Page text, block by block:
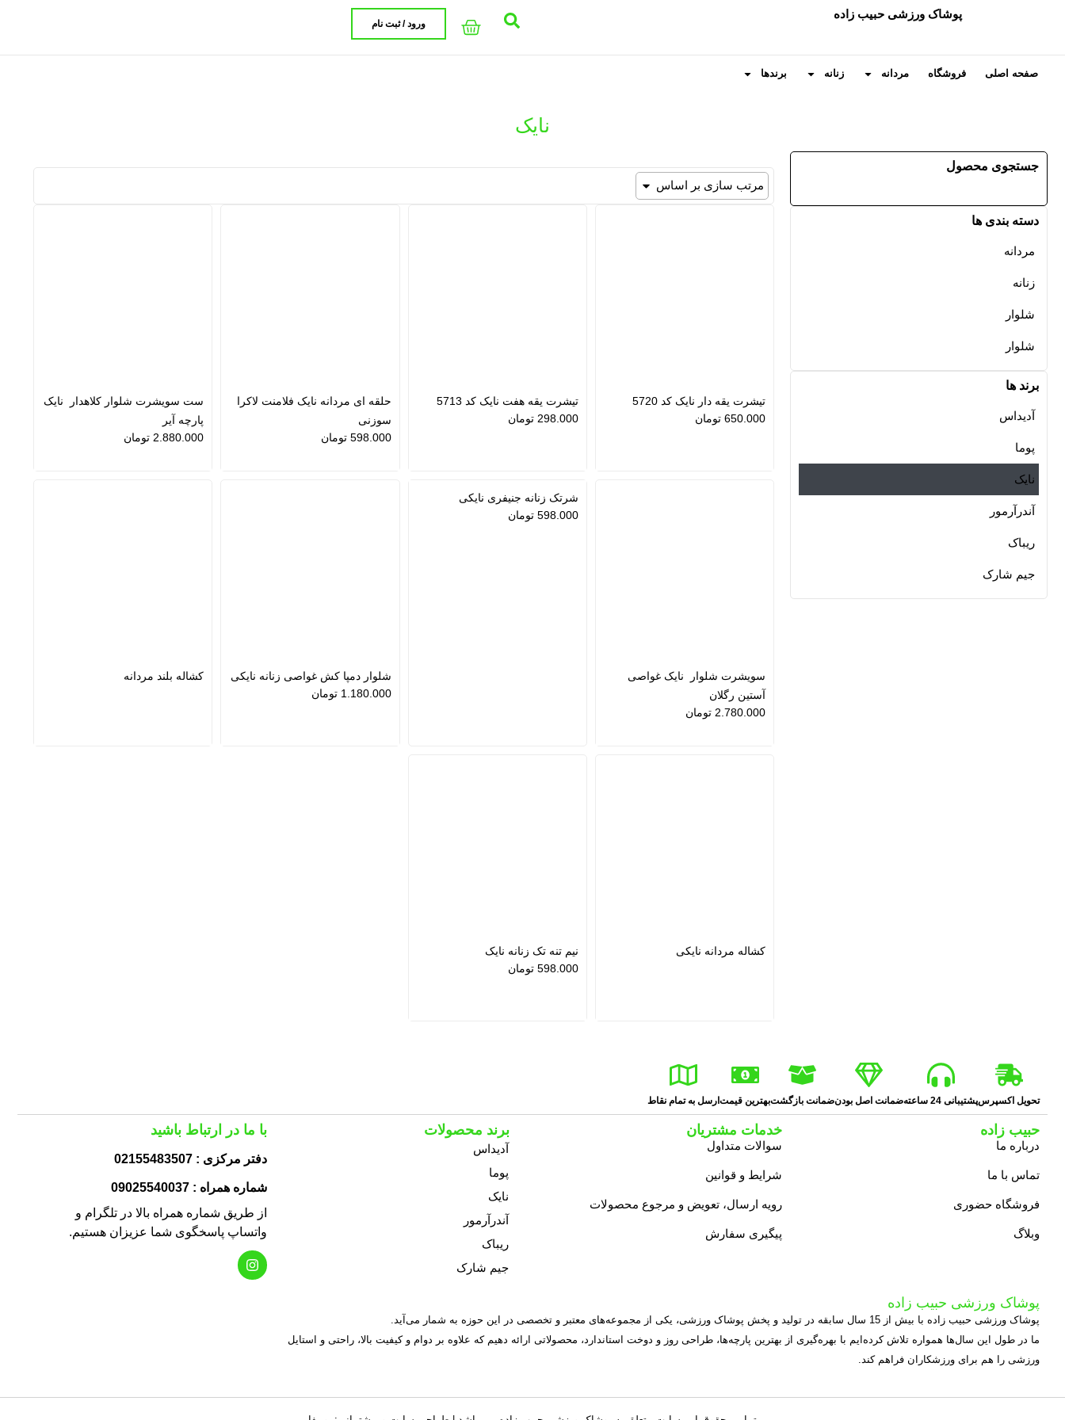
پوشاک ورزشی حبیب زاده
ورود / ثبت نام
صفحه اصلی فروشگاه مردانه زنانه برندها
نایک
جستجوی محصول
دسته بندی ها
مردانه
زنانه
شلوار
شلوار
برند ها
آدیداس
پوما
نایک
آندرآرمور
ریباک
جیم شارک
مرتب سازی بر اساس
تیشرت یقه دار نایک کد 5720
650.000 تومان
تیشرت یقه هفت نایک کد 5713
298.000 تومان
حلقه ای مردانه نایک فلامنت لاکرا
سوزنی
598.000 تومان
ست سویشرت شلوار کلاهدار نایک
پارچه آیر
2.880.000 تومان
سویشرت شلوار نایک غواصی
آستین رگلان
2.780.000 تومان
شرتک زنانه جنیفری نایکی
598.000 تومان
شلوار دمپا کش غواصی زنانه نایکی
1.180.000 تومان
کشاله بلند مردانه
کشاله مردانه نایکی
نیم تنه تک زنانه نایک
598.000 تومان
تحویل اکسپرسپشتیبانی 24 ساعته ضمانت اصل بودنضمانت بازگشتبهترین قیمتارسل به تمام نقاط
حبیب زاده
درباره ما
تماس با ما
فروشگاه حضوری
وبلاگ
خدمات مشتریان
سوالات متداول
شرایط و قوانین
رویه ارسال، تعویض و مرجوع محصولات
پیگیری سفارش
برند محصولات
آدیداس
پوما
نایک
آندرآرمور
ریباک
جیم شارک
با ما در ارتباط باشید
دفتر مرکزی : 02155483507
شماره همراه : 09025540037
از طریق شماره همراه بالا در تلگرام و
واتساپ پاسخگوی شما عزیزان هستیم.
پوشاک ورزشی حبیب زاده
پوشاک ورزشی حبیب زاده با بیش از 15 سال سابقه در تولید و پخش پوشاک ورزشی، یکی از مجموعه‌های معتبر و تخصصی در این حوزه به شمار می‌آید.
ما در طول این سال‌ها همواره تلاش کرده‌ایم با بهره‌گیری از بهترین پارچه‌ها، طراحی روز و دوخت استاندارد، محصولاتی ارائه دهیم که علاوه بر دوام و کیفیت بالا، راحتی و استایل
ورزشی را هم برای ورزشکاران فراهم کند.